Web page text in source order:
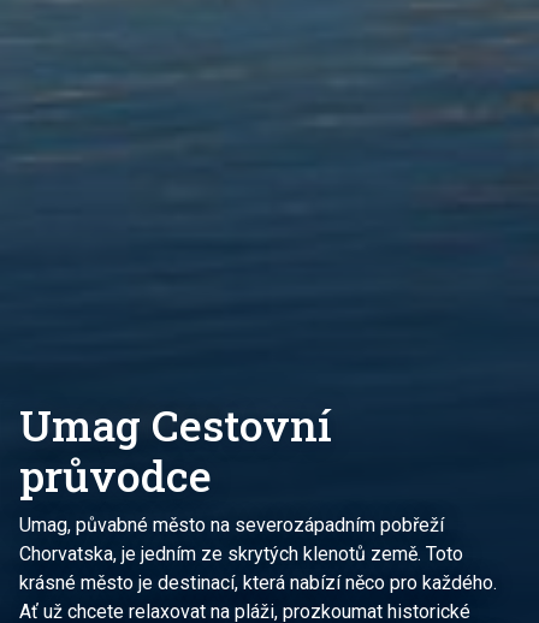
Umag Cestovní
průvodce
Umag, půvabné město na severozápadním pobřeží
Chorvatska, je jedním ze skrytých klenotů země. Toto
krásné město je destinací, která nabízí něco pro každého.
Ať už chcete relaxovat na pláži, prozkoumat historické